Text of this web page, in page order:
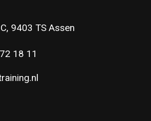
9403 TS Assen
18 11